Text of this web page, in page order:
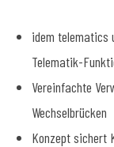
idem telematics
Telematik-
Vereinfachte
Wechselbrücken
Konzept sichert